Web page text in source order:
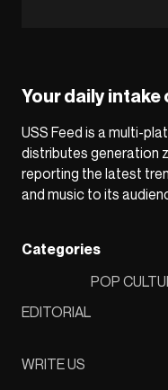
Your daily
USS Feed is a multi-
distributes generation
reporting the latest
and music to its
Categories
EDITORIAL
POP
WRITE US